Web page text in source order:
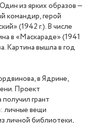
из ярких образов —
командир, герой
(1942 г.). В числе
в «Маскараде» (1941
Картина вышла в год
в Ядрине,
Проект
грант
личные вещи
личной библиотеки,